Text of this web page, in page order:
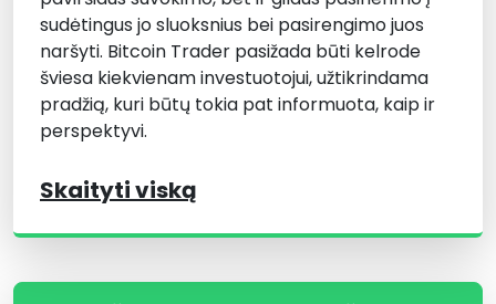
sudėtingus jo sluoksnius bei pasirengimo juos
naršyti. Bitcoin Trader pasižada būti kelrode
šviesa kiekvienam investuotojui, užtikrindama
pradžią, kuri būtų tokia pat informuota, kaip ir
perspektyvi.
Skaityti viską